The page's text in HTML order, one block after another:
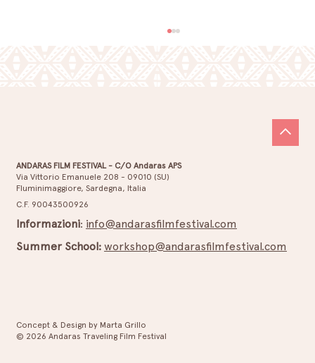
L’arte del piacere: un secolo di sesso al
cinema
ANDARAS FILM FESTIVAL - C/O Andaras APS
Via Vittorio Emanuele 208 - 09010 (SU)
Fluminimaggiore, Sardegna, Italia
C.F. 90043500926
Informazioni: info@andarasfilmfestival.com
Summer School: workshop@andarasfilmfestival.com
Concept & Design by Marta Grillo
© 2026 Andaras Traveling Film Festival